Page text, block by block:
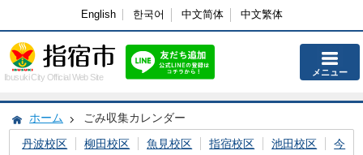
English 한국어 中文简体 中文繁体
Ibusuki City Official Web Site メニュー
ホーム
ごみ収集カレンダー
丹波校区
柳田校区 魚見校区 指宿校区 池田校区
今